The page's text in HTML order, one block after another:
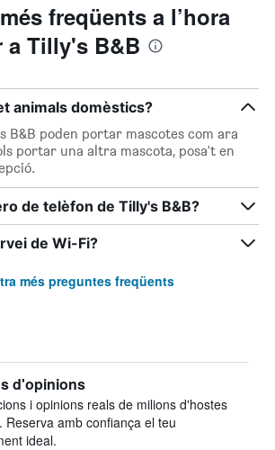
freqüents a l’hora
a Tilly's B&B
animals domèstics?
B&B poden portar mascotes com ara
portar una altra mascota, posa't en
de telèfon de Tilly's B&B?
de Wi-Fi?
més preguntes freqüents
d'opinions
i opinions reals de milions d'hostes
Reserva amb confiança el teu
ideal.